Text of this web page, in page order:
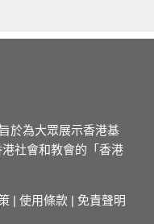
於為大眾展示香港基
社會和教會的「香港
| 使用條款 | 免責聲明